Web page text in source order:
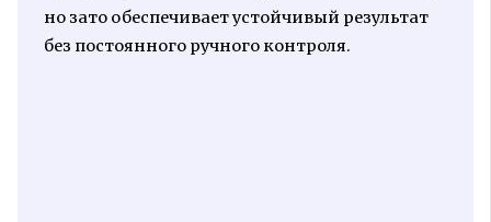
но зато обеспечивает устойчивый результат
без постоянного ручного контроля.